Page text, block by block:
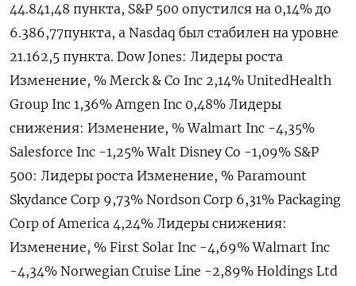
44.841,48 пункта, S&P 500 опустился на 0,14% до
6.386,77​ пункта, а Nasdaq был стабилен на уровне
21.162,5 пункта. Dow Jones: Лидеры роста
Изменение, % Merck & Co Inc 2,14% UnitedHealth
Group Inc 1,36% Amgen Inc 0,48% Лидеры
снижения: Изменение, % Walmart Inc -4,35%
Salesforce Inc -1,25% Walt Disney Co -1,09% S&P
500: Лидеры роста Изменение, % Paramount
Skydance Corp 9,73% Nordson Corp 6,31% Packaging
Corp of America 4,24% Лидеры снижения:
Изменение, % First Solar Inc -4,69% Walmart Inc
-4,34% Norwegian Cruise Line -2,89% Holdings Ltd